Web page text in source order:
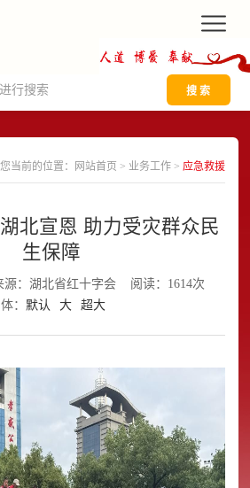
搜 索
您当前的位置： 网站首页 > 业务工作> 应急救援
北宣恩 助力受灾群众民
生保障
源：湖北省红十字会
阅读：1614次
： 默认 大 超大